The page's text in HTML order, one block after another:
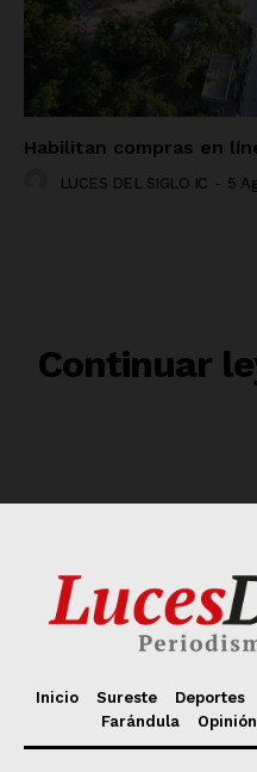
Inicio Sureste Deportes
Farándula
Opinión